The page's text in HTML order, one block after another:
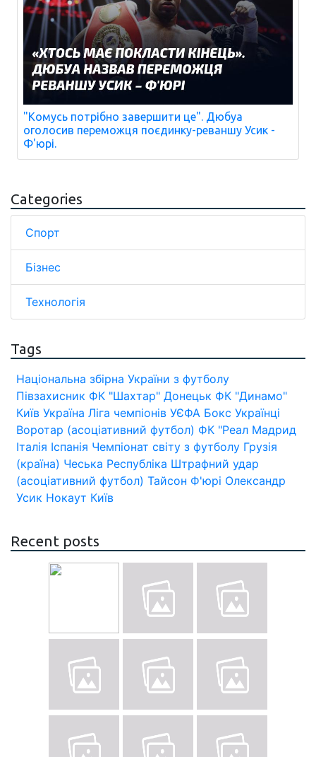
"Комусь потрібно завершити це". Дюбуа
оголосив переможця поєдинку-реваншу Усик -
Ф'юрі.
Categories
Спорт
Бізнес
Технологія
Tags
Національна збірна України з футболу
Півзахисник ФК "Шахтар" Донецьк ФК "Динамо"
Київ Україна Ліга чемпіонів УЄФА Бокс Українці
Воротар (асоціативний футбол) ФК "Реал Мадрид
Італія Іспанія Чемпіонат світу з футболу Грузія
(країна) Чеська Республіка Штрафний удар
(асоціативний футбол) Тайсон Ф'юрі Олександр
Усик Нокаут Київ
Recent posts